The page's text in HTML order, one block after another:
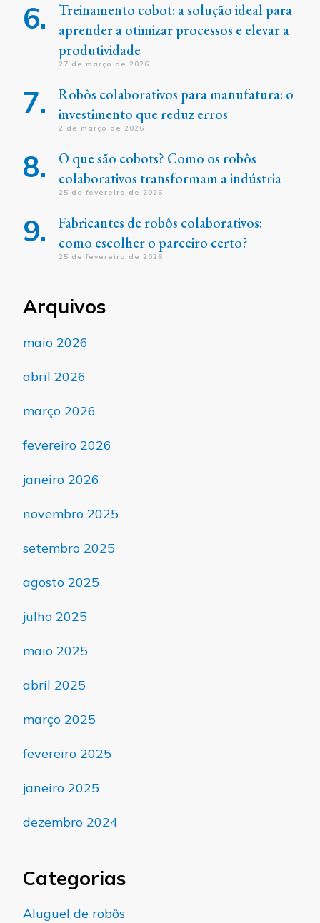
Treinamento cobot: a solução ideal para
aprender a otimizar processos e elevar a
produtividade
27 de março de 2026
Robôs colaborativos para manufatura: o
investimento que reduz erros
2 de março de 2026
O que são cobots? Como os robôs
colaborativos transformam a indústria
25 de fevereiro de 2026
Fabricantes de robôs colaborativos:
como escolher o parceiro certo?
25 de fevereiro de 2026
Arquivos
maio 2026
abril 2026
março 2026
fevereiro 2026
janeiro 2026
novembro 2025
setembro 2025
agosto 2025
julho 2025
maio 2025
abril 2025
março 2025
fevereiro 2025
janeiro 2025
dezembro 2024
Categorias
Aluguel de robôs